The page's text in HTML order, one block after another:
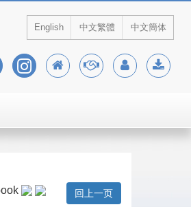
English 中文繁體 中文簡体
回上一页